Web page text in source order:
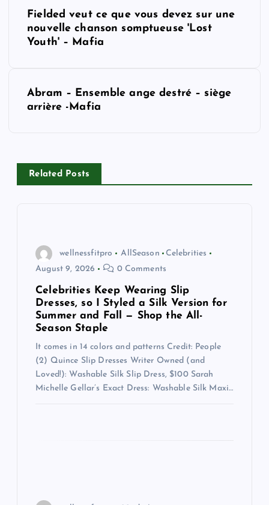
v
Fielded veut ce que vous devez sur une
nouvelle chanson somptueuse 'Lost
Youth' – Mafia
Abram – Ensemble ange destré – siège
arrière -Mafia
Related Posts
wellnessfitpro AllSeason
Celebrities
August 9, 2026
0 Comments
Celebrities Keep Wearing Slip
Dresses, so I Styled a Silk Version for
Summer and Fall — Shop the All-
Season Staple
It comes in 14 colors and patterns Credit: People
(2) Quince Slip Dresses Writer Owned (and
Loved!): Washable Silk Slip Dress, $100 Sarah
Michelle Gellar’s Exact Dress: Washable Silk Maxi…